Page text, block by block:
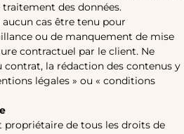
des données.
cas être tenu pour
ou de manquement de mise
contractuel par le client. Ne
contrat, la rédaction des contenus y
légales » ou « conditions
propriétaire de tous les droits de